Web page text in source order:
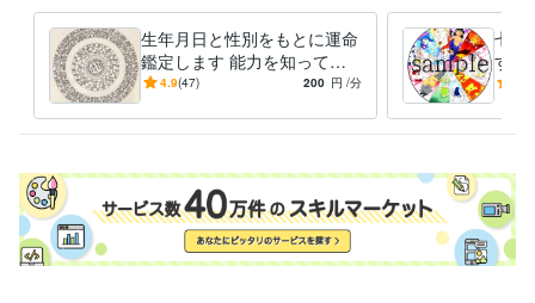
生年月日と性別をもとに運命
鑑定します 能力を知って可
能な多くの道のより良き選択
4.9(47) 200 円 /分
七政
す
に関